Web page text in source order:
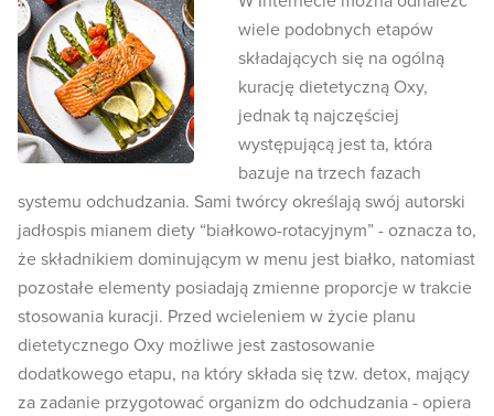
wiele podobnych etapów
składających się na ogólną
kurację dietetyczną Oxy,
jednak tą najczęściej
występującą jest ta, która
bazuje na trzech fazach
systemu odchudzania. Sami twórcy określają swój autorski
jadłospis mianem diety “białkowo-rotacyjnym” - oznacza to,
że składnikiem dominującym w menu jest białko, natomiast
pozostałe elementy posiadają zmienne proporcje w trakcie
stosowania kuracji. Przed wcieleniem w życie planu
dietetycznego Oxy możliwe jest zastosowanie
dodatkowego etapu, na który składa się tzw. detox, mający
za zadanie przygotować organizm do odchudzania - opiera